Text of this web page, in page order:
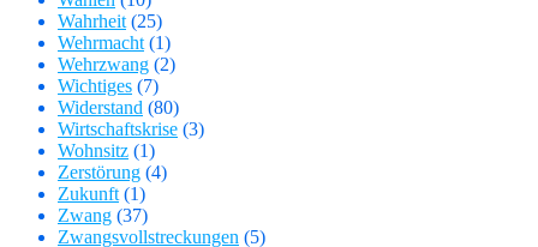
Wahrheit (25)
Wehrmacht (1)
Wehrzwang (2)
Wichtiges (7)
Widerstand (80)
Wirtschaftskrise (3)
Wohnsitz (1)
Zerstörung (4)
Zukunft (1)
Zwang (37)
Zwangsvollstreckungen (5)